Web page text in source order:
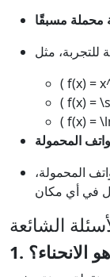
محملة مسبقًا
( f(x) =
( f(x) =
( f(x) =
المحمولة
المحمولة،
الشائعة
هو الانحناء؟